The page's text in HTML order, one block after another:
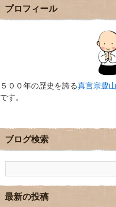
プロフィール
５００年の歴史を誇る真言宗豊
です。
ブログ検索
最新の投稿